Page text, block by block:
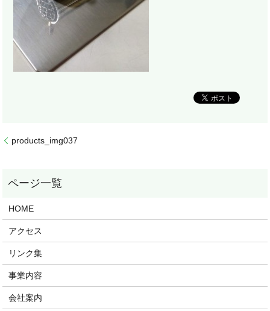
products_img037
HOME
アクセス
リンク集
事業内容
会社案内